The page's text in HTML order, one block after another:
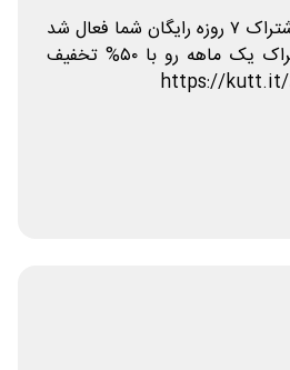
ممنون که شرکت کردی اشتراک ٧ روزه رایگان شما فعال شد
با کد LN0YBCKG اشتراک یک ماهه رو با ٥٠% تخفیف